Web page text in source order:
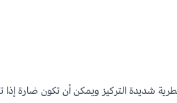
شديدة التركيز ويمكن أن تكون ضارة إذا